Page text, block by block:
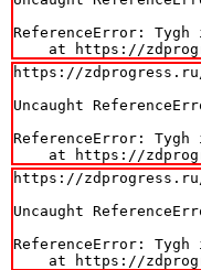
ReferenceError:
at https://
https://zdprogress.ru/
Uncaught
ReferenceError:
at https://
https://zdprogress.ru/
Uncaught
ReferenceError:
at https://